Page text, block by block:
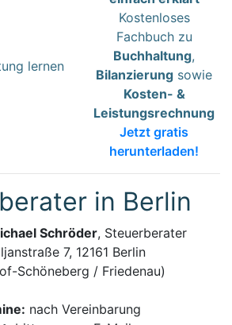
Kostenloses
Fachbuch zu
Buchhaltung,
Bilanzierung sowie
Kosten- &
Leistungsrechnung
Jetzt gratis
herunterladen!
in Berlin
Schröder, Steuerberater
7, 12161 Berlin
Schöneberg / Friedenau)
nach Vereinbarung